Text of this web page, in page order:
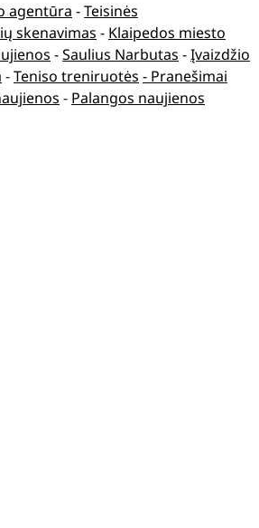
agentūra -Teisinės
skenavimas - Klaipedos miesto
-Saulius Narbutas -Įvaizdžio
-Teniso treniruotės - Pranešimai
- Palangos naujienos